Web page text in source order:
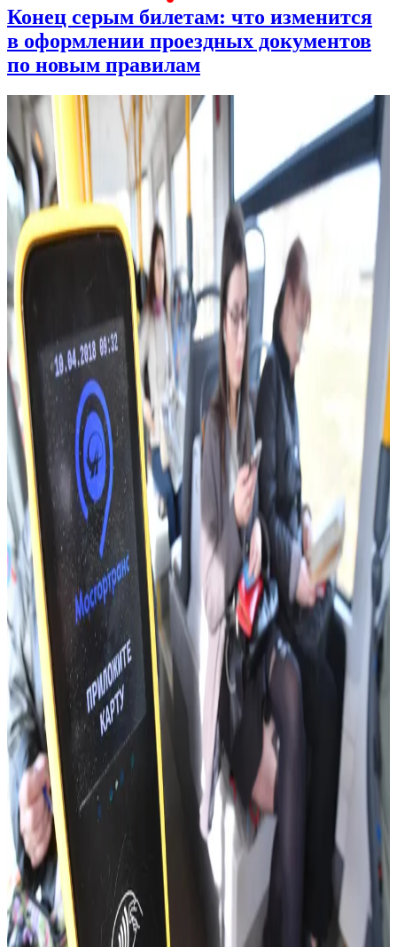
Конец серым билетам: что изменится
в оформлении проездных документов
по новым правилам